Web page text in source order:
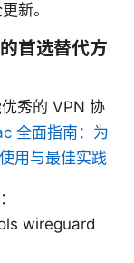
新。
首选替代方
秀的 VPN 协
全面指南：为
用与最佳实践
wireguard